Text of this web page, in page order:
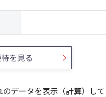
を見る
データを表示（計算）して